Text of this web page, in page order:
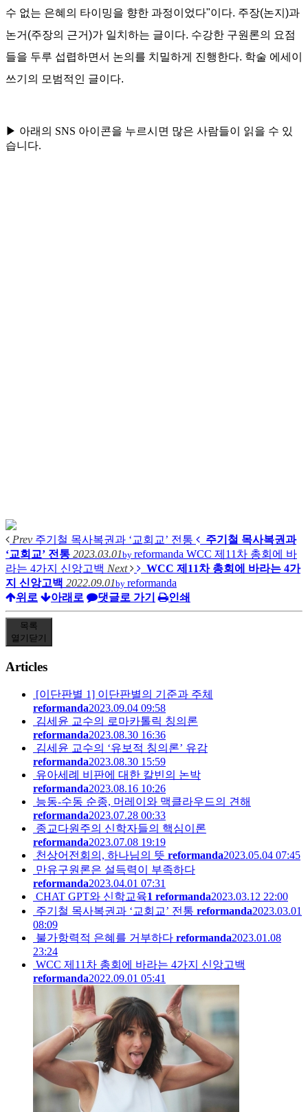
수 없는 은혜의 타이밍을 향한 과정이었다"이다. 주장(논지)과
논거(주장의 근거)가 일치하는 글이다. 수강한 구원론의 요점
들을 두루 섭렵하면서 논의를 치밀하게 진행한다. 학술 에세이
쓰기의 모범적인 글이다.
▶ 아래의 SNS 아이콘을 누르시면 많은 사람들이 읽을 수 있
습니다.
Prev 주기철 목사복권과 ‘교회교’ 전통
주기철 목사복권과
‘교회교’ 전통 2023.03.01by reformanda WCC 제11차 총회에 바
라는 4가지 신앙고백 Next
WCC 제11차 총회에 바라는 4가
지 신앙고백 2022.09.01by reformanda
위로
아래로 댓글로 가기 인쇄
목록
열기 닫기
Articles
[이단판별 1] 이단판별의 기준과 주체
reformanda2023.09.04 09:58
김세윤 교수의 로마카톨릭 칭의론
reformanda2023.08.30 16:36
김세윤 교수의 ‘유보적 칭의론’ 유감
reformanda2023.08.30 15:59
유아세례 비판에 대한 칼빈의 논박
reformanda2023.08.16 10:26
능동-수동 순종, 머레이와 맥클라우드의 견해
reformanda2023.07.28 00:33
종교다원주의 신학자들의 핵심이론
reformanda2023.07.08 19:19
천상어전회의, 하나님의 뜻 reformanda2023.05.04 07:45
만유구원론은 설득력이 부족하다
reformanda2023.04.01 07:31
CHAT GPT와 신학교육1 reformanda2023.03.12 22:00
주기철 목사복권과 ‘교회교’ 전통 reformanda2023.03.01
08:09
불가항력적 은혜를 거부하다 reformanda2023.01.08
23:24
WCC 제11차 총회에 바라는 4가지 신앙고백
reformanda2022.09.01 05:41